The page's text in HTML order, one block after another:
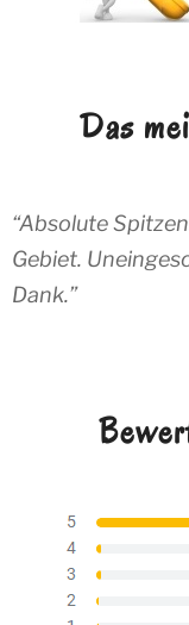
Das
Absolute
Gebiet.
Dank.